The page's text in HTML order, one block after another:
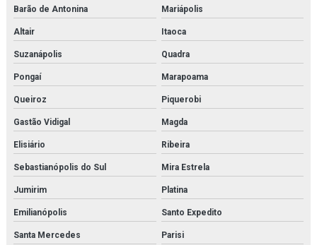
Barão de Antonina Mariápolis
Altair Itaoca
Suzanápolis Quadra
Pongaí Marapoama
Queiroz Piquerobi
Gastão Vidigal Magda
Elisiário Ribeira
Sebastianópolis do Sul Mira Estrela
Jumirim Platina
Emilianópolis Santo Expedito
Santa Mercedes Parisi